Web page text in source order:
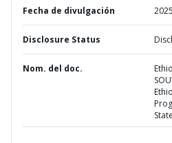
Fecha de divulgación
Disclosure Status
Nom. del doc.